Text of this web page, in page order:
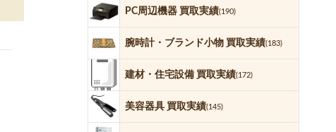
PC周辺機器 買取実績(190)
腕時計・ブランド小物 買取実績(183)
建材・住宅設備 買取実績(172)
美容器具 買取実績(145)